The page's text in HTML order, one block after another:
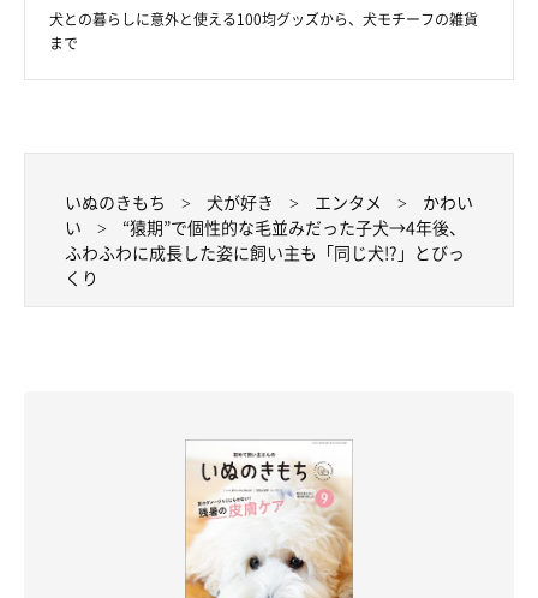
そるくんとうるちゃんとの日々を大切に過ごしている飼い主さ
「我が子で相棒で、大切な“宝犬”」だという2頭について、
こんな思いを語っていました。
に、飼い主として頑張ります！」
関連記事:
飼い主の膝の上に乗り眠ってしまった犬 “赤ち
ゃんの顔”をしながら寝息を立てる姿に「一生か
けて守る！」
紹介するのは、X（旧Twitter）ユーザー@sol_to_uruさんが「赤ち
犬との暮らしに意外と使える100均グッズから、犬モチーフの雑貨
まで
いぬのきもち 犬が好き エンタメ
かわい
い
“猿期”で個性的な毛並みだった子犬→4年後、
ふわふわに成長した姿に飼い主も「同じ犬!?」とびっ
くり